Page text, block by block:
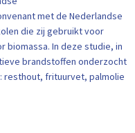
met de Nederlandse
die zij gebruikt voor
In deze studie, in
brandstoffen onderzocht
resthout, frituurvet, palmolie